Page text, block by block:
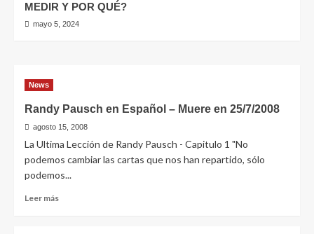
MEDIR Y POR QUÉ?
mayo 5, 2024
News
Randy Pausch en Español – Muere en 25/7/2008
agosto 15, 2008
La Ultima Lección de Randy Pausch - Capitulo 1 "No
podemos cambiar las cartas que nos han repartido, sólo
podemos...
Leer más